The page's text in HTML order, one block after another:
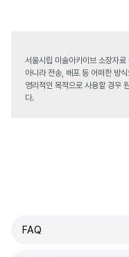
서울시립 미술아카이브 소장자
아니라 전송, 배포 등 어떠한 방
영리적인 목적으로 사용할 경우
다.
FAQ